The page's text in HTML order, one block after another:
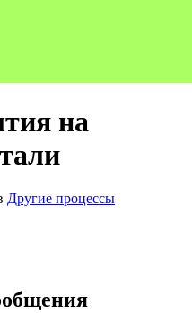
на
Другие процессы